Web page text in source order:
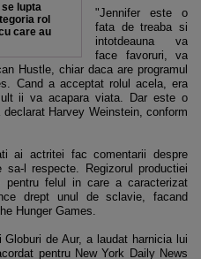
lupta
rol
care au
"Jennifer este o
fata de treaba si
intotdeauna va
face favoruri, va
Hustle, chiar daca are programul
Cand a acceptat rolul acela, era
ii va acapara viata. Dar este o
Harvey Weinstein, conform
ai actritei fac comentarii despre
l respecte. Regizorul productiei
felul in care a caracterizat
drept unul de sclavie, facand
Hunger Games.
de Aur, a laudat harnicia lui
pentru New York Daily News